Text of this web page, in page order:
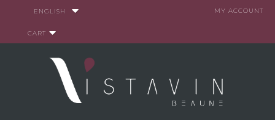
MY ACCOUNT
ENGLISH
CART